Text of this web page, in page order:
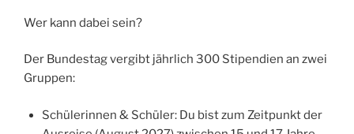
Wer kann dabei sein?
Der Bundestag vergibt jährlich 300 Stipendien an zwei
Gruppen:
Schülerinnen & Schüler: Du bist zum Zeitpunkt der